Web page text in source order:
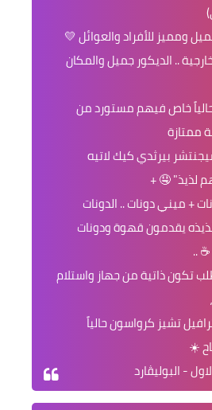
ومميز للأفراد والعوائل 💛
.. الديكور جميل والمكان
خاص فيهم مستورد من
بيرثدي كيك لاتيه
لذيذ" 🤤 +
+ ميني دونات .. الدونات
يقدمون قهوة ودونات
..
تكون ذاتية من جهاز واستلام
تشيز كرواسون حالياً
- البوليڤارد